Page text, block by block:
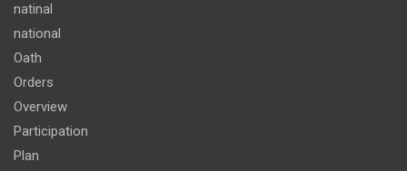
natinal
national
Oath
Orders
Overview
Participation
Plan